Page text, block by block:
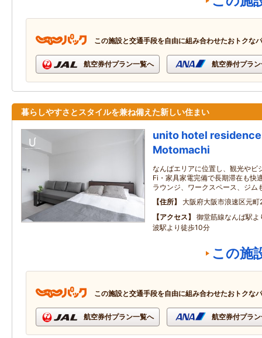
この施設と交通手段を自由に組み合わせたおトクな
航空券付プラン一覧へ 航空券付プラ
暮らしやすさとスタイルを兼ね備えた新しい住まい
unito hotel residence
Motomachi
なんばエリアに位置し、観光やビ
Fi・家具家電完備で長期滞在も快
ラウンジ、ワークスペース、ジム
住所
大阪府大阪市浪速区元町
アクセス
御堂筋線なんば駅
波駅より徒歩10分
この施
この施設と交通手段を自由に組み合わせたおトクな
航空券付プラン一覧へ 航空券付プラ